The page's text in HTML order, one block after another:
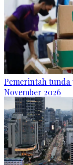
Pemerintah tunda
November 2026